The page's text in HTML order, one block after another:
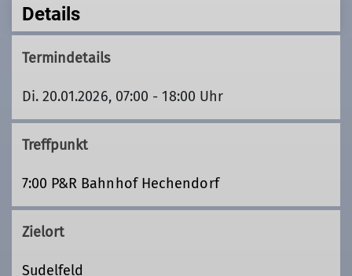
Details
Termindetails
Di. 20.01.2026, 07:00 - 18:00 Uhr
Treffpunkt
7:00 P&R Bahnhof Hechendorf
Zielort
Sudelfeld